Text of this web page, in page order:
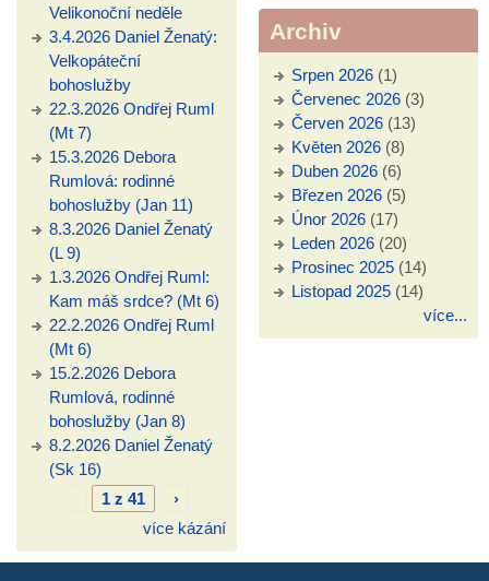
Velikonoční neděle
3.4.2026 Daniel Ženatý:
Velkopáteční
bohoslužby
22.3.2026 Ondřej Ruml
(Mt 7)
15.3.2026 Debora
Rumlová: rodinné
bohoslužby (Jan 11)
8.3.2026 Daniel Ženatý
(L 9)
1.3.2026 Ondřej Ruml:
Kam máš srdce? (Mt 6)
22.2.2026 Ondřej Ruml
(Mt 6)
15.2.2026 Debora
Rumlová, rodinné
bohoslužby (Jan 8)
8.2.2026 Daniel Ženatý
(Sk 16)
1 z 41
›
více kázání
Archiv
Srpen 2026(1)
Červenec 2026(3)
Červen 2026(13)
Květen 2026(8)
Duben 2026(6)
Březen 2026(5)
Únor 2026(17)
Leden 2026(20)
Prosinec 2025(14)
Listopad 2025(14)
více...